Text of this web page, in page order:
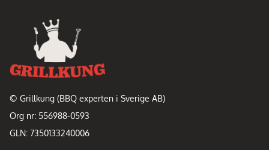
© Grillkung (BBQ experten i Sverige AB)
Org nr: 556988-0593
GLN: 7350133240006